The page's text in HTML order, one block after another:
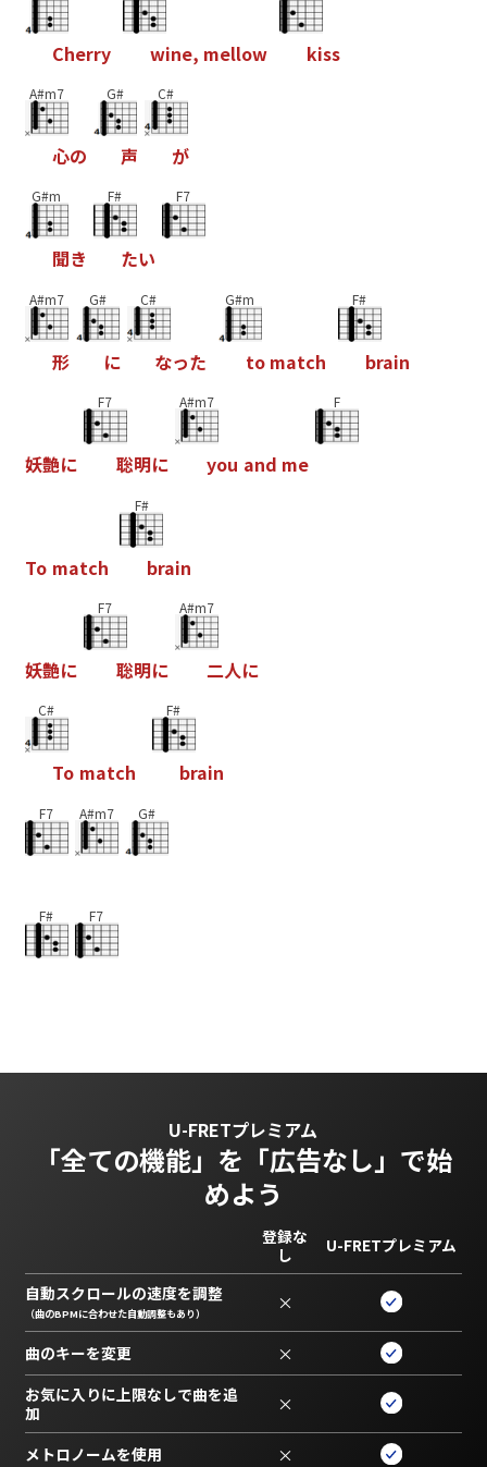
Cherry wine, mellow kiss
A#m7
心の
G#
声
C#
が
G#m
聞き
F#
たい
F7
A#m7
形
G#
に
C#
なった
G#m
to match
F#
brain
妖艶に
F7
聡明に
A#m7
you and me
F
To match
F#
brain
妖艶に
F7
聡明に
A#m7
二人に
C#
To match
F#
brain
F7 A#m7 G#
F# F7
U-FRETプレミアム
「全ての機能」を 「広告なし」で始
めよう
登録な
し
U-FRETプレミアム
自動スクロールの速度を調整
（曲のBPMに合わせた自動調整もあり） ×
曲のキーを変更 ×
お気に入りに上限なしで曲を追
加
×
メトロノームを使用 ×